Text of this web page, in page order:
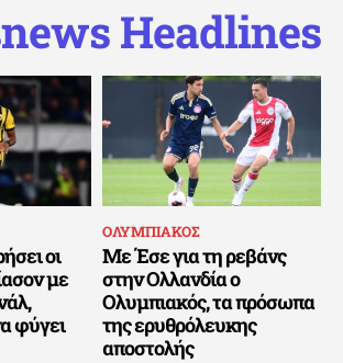
Headlines
οι
με
φύγει
ΟΛΥΜΠΙΑΚΟΣ
Με Έσε για τη ρεβάνς
στην Ολλανδία ο
Ολυμπιακός, τα πρόσωπα
της ερυθρόλευκης
αποστολής